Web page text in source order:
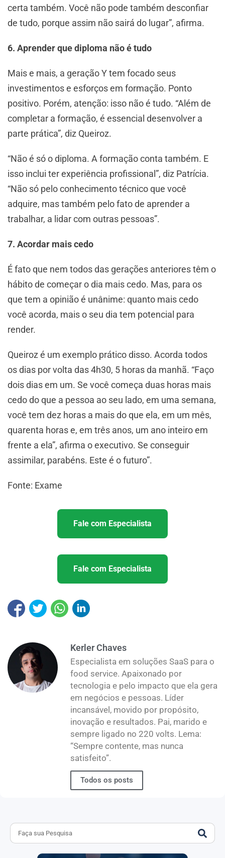
certa também. Você não pode também desconfiar
de tudo, porque assim não sairá do lugar”, afirma.
6. Aprender que diploma não é tudo
Mais e mais, a geração Y tem focado seus
investimentos e esforços em formação. Ponto
positivo. Porém, atenção: isso não é tudo. “Além de
completar a formação, é essencial desenvolver a
parte prática”, diz Queiroz.
“Não é só o diploma. A formação conta também. E
isso inclui ter experiência profissional”, diz Patrícia.
“Não só pelo conhecimento técnico que você
adquire, mas também pelo fato de aprender a
trabalhar, a lidar com outras pessoas”.
7. Acordar mais cedo
É fato que nem todos das gerações anteriores têm o
hábito de começar o dia mais cedo. Mas, para os
que tem a opinião é unânime: quanto mais cedo
você acorda, mais o seu dia tem potencial para
render.
Queiroz é um exemplo prático disso. Acorda todos
os dias por volta das 4h30, 5 horas da manhã. “Faço
dois dias em um. Se você começa duas horas mais
cedo do que a pessoa ao seu lado, em uma semana,
você tem dez horas a mais do que ela, em um mês,
quarenta horas e, em três anos, um ano inteiro em
frente a ela”, afirma o executivo. Se conseguir
assimilar, parabéns. Este é o futuro”.
Fonte: Exame
Fale com Especialista
Fale com Especialista
Kerler Chaves
Especialista em soluções SaaS para o
food service. Apaixonado por
tecnologia e pelo impacto que ela gera
em negócios e pessoas. Líder
incansável, movido por propósito,
inovação e resultados. Pai, marido e
sempre ligado no 220 volts. Lema:
“Sempre contente, mas nunca
satisfeito”.
Todos os posts